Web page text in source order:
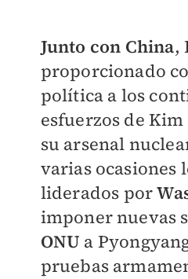
Junto con China,
proporcionado
política a los
esfuerzos de
su arsenal
varias ocasiones
liderados por
imponer nuevas
ONU a
pruebas